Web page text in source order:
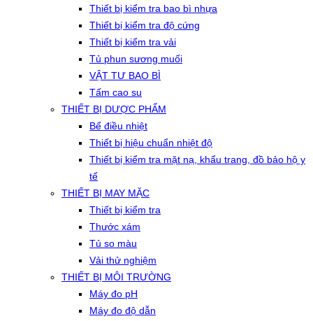
Thiết bị kiểm tra bao bì nhựa
Thiết bị kiểm tra độ cứng
Thiết bị kiểm tra vải
Tủ phun sương muối
VẬT TƯ BAO BÌ
Tấm cao su
THIẾT BỊ DƯỢC PHẨM
Bể điều nhiệt
Thiết bị hiệu chuẩn nhiệt độ
Thiết bị kiểm tra mặt nạ, khẩu trang, đồ bảo hộ y
tế
THIẾT BỊ MAY MẶC
Thiết bị kiểm tra
Thước xám
Tủ so màu
Vải thử nghiệm
THIẾT BỊ MÔI TRƯỜNG
Máy đo pH
Máy đo độ dẫn